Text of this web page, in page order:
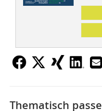
Thematisch